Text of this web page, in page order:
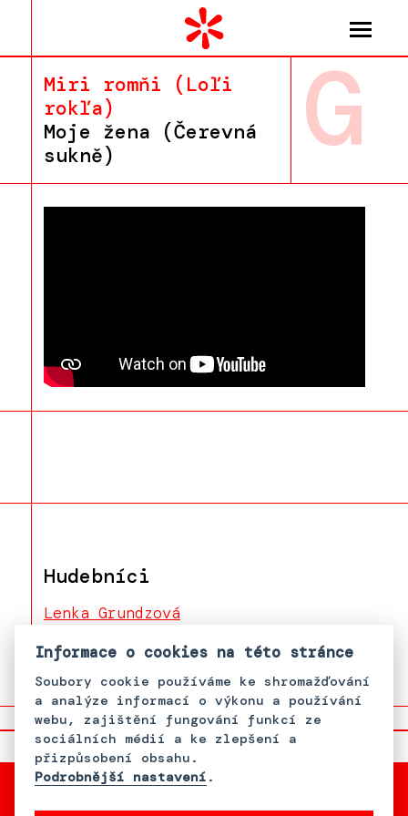
Miri romňi (Loľi
rokľa)
Moje žena (Čerevná
sukně)
G
Hudebníci
Lenka Grundzová
Informace o cookies na této stránce
Soubory cookie používáme ke shromažďování
a analýze informací o výkonu a používání
webu, zajištění fungování funkcí ze
sociálních médií a ke zlepšení a
přizpůsobení obsahu.
Podrobnější nastavení .